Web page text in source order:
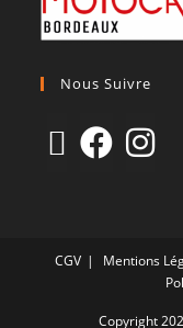
Nous Suivre
CGV Mentions
Copyright